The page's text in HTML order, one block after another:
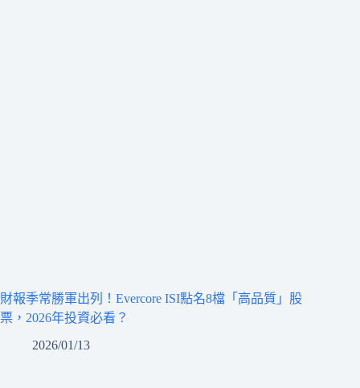
財報季常勝軍出列！Evercore ISI點名8檔「高品質」股
票，2026年投資必看？
2026/01/13